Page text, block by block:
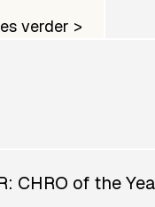
verder >
CHRO of the